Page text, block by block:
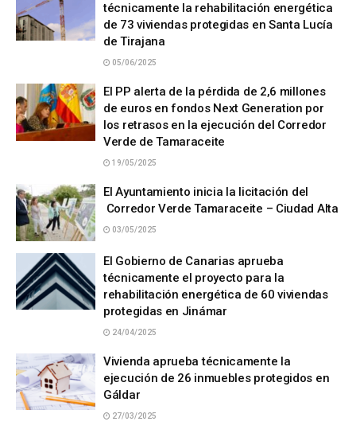
técnicamente la rehabilitación energética
de 73 viviendas protegidas en Santa Lucía
de Tirajana
05/06/2025
El PP alerta de la pérdida de 2,6 millones
de euros en fondos Next Generation por
los retrasos en la ejecución del Corredor
Verde de Tamaraceite
19/05/2025
El Ayuntamiento inicia la licitación del
Corredor Verde Tamaraceite – Ciudad Alta
03/05/2025
El Gobierno de Canarias aprueba
técnicamente el proyecto para la
rehabilitación energética de 60 viviendas
protegidas en Jinámar
24/04/2025
Vivienda aprueba técnicamente la
ejecución de 26 inmuebles protegidos en
Gáldar
27/03/2025